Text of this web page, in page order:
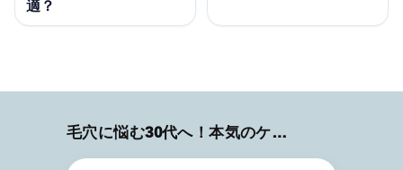
適？
毛穴に悩む30代へ！本気のケア術特集